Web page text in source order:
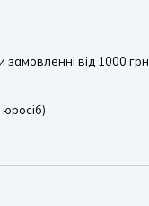
від 1000 грн